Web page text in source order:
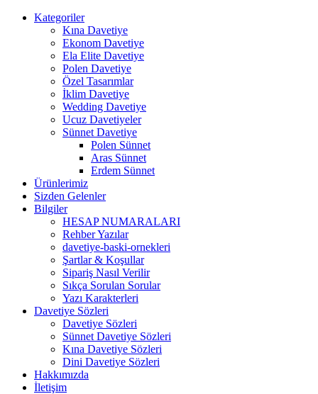
Kategoriler
Kına Davetiye
Ekonom Davetiye
Ela Elite Davetiye
Polen Davetiye
Özel Tasarımlar
İklim Davetiye
Wedding Davetiye
Ucuz Davetiyeler
Sünnet Davetiye
Polen Sünnet
Aras Sünnet
Erdem Sünnet
Ürünlerimiz
Sizden Gelenler
Bilgiler
HESAP NUMARALARI
Rehber Yazılar
davetiye-baski-ornekleri
Şartlar & Koşullar
Sipariş Nasıl Verilir
Sıkça Sorulan Sorular
Yazı Karakterleri
Davetiye Sözleri
Davetiye Sözleri
Sünnet Davetiye Sözleri
Kına Davetiye Sözleri
Dini Davetiye Sözleri
Hakkımızda
İletişim